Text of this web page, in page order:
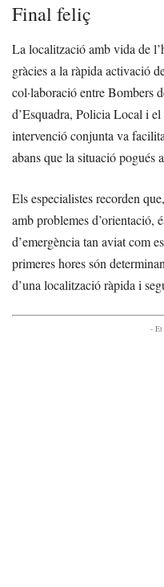
Final feliç
La localització amb vida de
gràcies a la ràpida activació
col·laboració entre Bombers
d’Esquadra, Policia Local i
intervenció conjunta va
abans que la situació pogués
Els especialistes recorden
amb problemes d’orientació,
d’emergència tan aviat com
primeres hores són
d’una localització ràpida i
- Et